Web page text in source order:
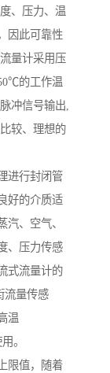
、压力、温
因此可靠性
量计采用压
的工作温
冲信号输出,
较、理想的
进行封闭管
好的介质适
、空气、
、压力传感
式流量计的
流量传感
温
。
限值，随着